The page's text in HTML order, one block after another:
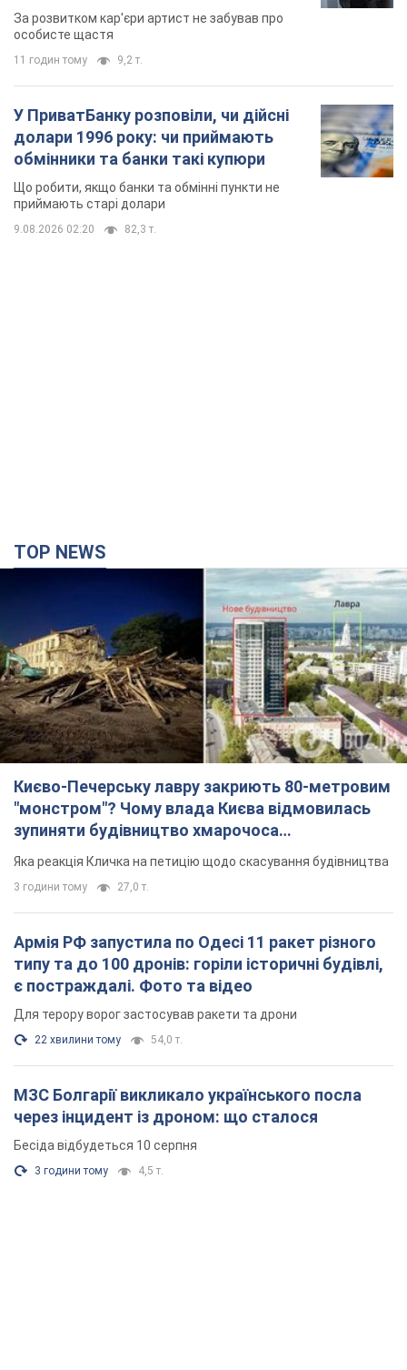
мають
За розвитком кар'єри артист не забував про
особисте щастя
11 годин тому 9,2 т.
У ПриватБанку розповіли, чи дійсні
долари 1996 року: чи приймають
обмінники та банки такі купюри
Що робити, якщо банки та обмінні пункти не
приймають старі долари
9.08.2026 02:20 82,3 т.
TOP NEWS
Києво-Печерську лавру закриють 80-метровим
"монстром"? Чому влада Києва відмовилась
зупиняти будівництво хмарочоса
"московського вірянина"
Яка реакція Кличка на петицію щодо скасування будівництва
3 години тому 27,0 т.
Армія РФ запустила по Одесі 11 ракет різного
типу та до 100 дронів: горіли історичні будівлі,
є постраждалі. Фото та відео
Для терору ворог застосував ракети та дрони
22 хвилини тому 54,0 т.
МЗС Болгарії викликало українського посла
через інцидент із дроном: що сталося
Бесіда відбудеться 10 серпня
3 години тому 4,5 т.